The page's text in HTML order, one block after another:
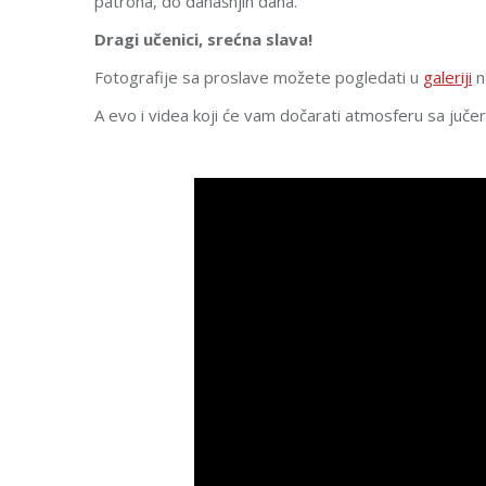
Dragi učenici, srećna slava!
Fotografije sa proslave možete pogledati u galeriji
A evo i videa koji će vam dočarati atmosferu sa